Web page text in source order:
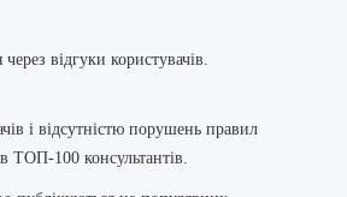
відгуки користувачів.
і відсутністю порушень правил
ТОП-100 консультантів.